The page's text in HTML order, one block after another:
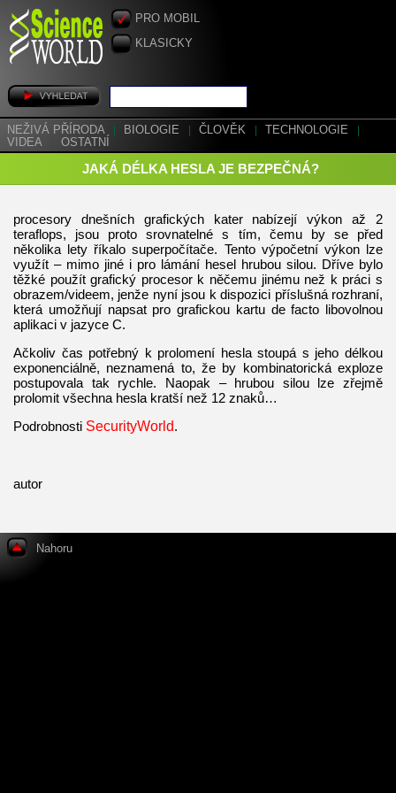
PRO MOBIL
KLASICKY
NEŽIVÁ PŘÍRODA BIOLOGIE ČLOVĚK TECHNOLOGIE
VIDEA
OSTATNÍ
JAKÁ DÉLKA HESLA JE BEZPEČNÁ?
procesory dnešních grafických kater nabízejí výkon až 2
teraflops, jsou proto srovnatelné s tím, čemu by se před
několika lety říkalo superpočítače. Tento výpočetní výkon lze
využít – mimo jiné i pro lámání hesel hrubou silou. Dříve bylo
těžké použít grafický procesor k něčemu jinému než k práci s
obrazem/videem, jenže nyní jsou k dispozici příslušná rozhraní,
která umožňují napsat pro grafickou kartu de facto libovolnou
aplikaci v jazyce C.
Ačkoliv čas potřebný k prolomení hesla stoupá s jeho délkou
exponenciálně, neznamená to, že by kombinatorická exploze
postupovala tak rychle. Naopak – hrubou silou lze zřejmě
prolomit všechna hesla kratší než 12 znaků…
Podrobnosti SecurityWorld.
autor
Nahoru